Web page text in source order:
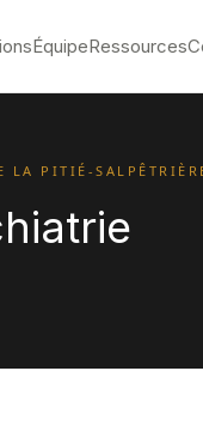
ÉquipeRessources
PITIÉ-